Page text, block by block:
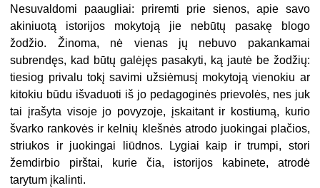
Nesuvaldomi paaugliai: priremti prie sienos, apie savo
akiniuotą istorijos mokytoją jie nebūtų pasakę blogo
žodžio. Žinoma, nė vienas jų nebuvo pakankamai
subrendęs, kad būtų galėjęs pasakyti, ką jautė be žodžių:
tiesiog privalu tokį savimi užsiėmusį mokytoją vienokiu ar
kitokiu būdu išvaduoti iš jo pedagoginės prievolės, nes juk
tai įrašyta visoje jo povyzoje, įskaitant ir kostiumą, kurio
švarko rankovės ir kelnių klešnės atrodo juokingai plačios,
striukos ir juokingai liūdnos. Lygiai kaip ir trumpi, stori
žemdirbio pirštai, kurie čia, istorijos kabinete, atrodė
tarytum įkalinti.